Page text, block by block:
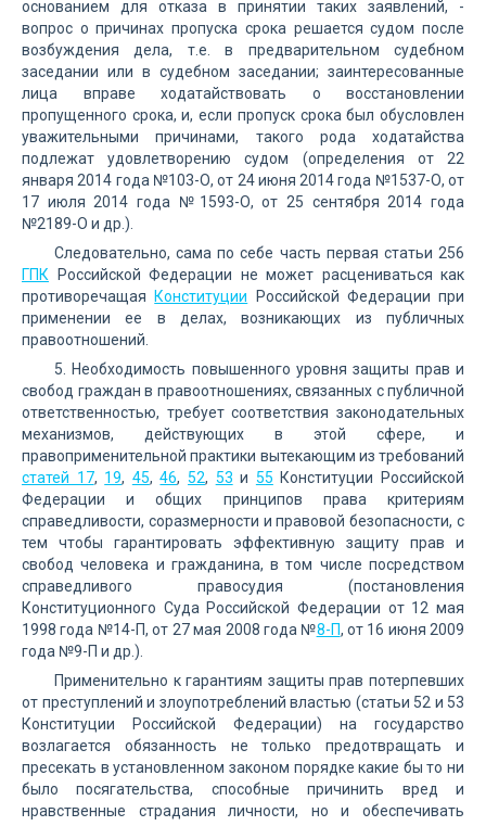
основанием для отказа в принятии таких заявлений, -
вопрос о причинах пропуска срока решается судом после
возбуждения дела, т.е. в предварительном судебном
заседании или в судебном заседании; заинтересованные
лица вправе ходатайствовать о восстановлении
пропущенного срока, и, если пропуск срока был обусловлен
уважительными причинами, такого рода ходатайства
подлежат удовлетворению судом (определения от 22
января 2014 года №103-О, от 24 июня 2014 года №1537-О, от
17 июля 2014 года №1593-О, от 25 сентября 2014 года
№2189-О и др.).
Следовательно, сама по себе часть первая статьи 256
ГПК Российской Федерации не может расцениваться как
противоречащая
Конституции Российской Федерации при
применении ее в делах, возникающих из публичных
правоотношений.
5. Необходимость повышенного уровня защиты прав и
свобод граждан в правоотношениях, связанных с публичной
ответственностью, требует соответствия законодательных
механизмов, действующих в этой сфере, и
правоприменительной практики вытекающим из требований
статей 17, 19, 45,46,52, 53 и 55 Конституции Российской
Федерации и общих принципов права критериям
справедливости, соразмерности и правовой безопасности, с
тем чтобы гарантировать эффективную защиту прав и
свобод человека и гражданина, в том числе посредством
справедливого правосудия (постановления
Конституционного Суда Российской Федерации от 12 мая
1998 года №14-П, от 27 мая 2008 года №8-П, от 16 июня 2009
года №9-П и др.).
Применительно к гарантиям защиты прав потерпевших
от преступлений и злоупотреблений властью (статьи 52 и 53
Конституции Российской Федерации) на государство
возлагается обязанность не только предотвращать и
пресекать в установленном законом порядке какие бы то ни
было посягательства, способные причинить вред и
нравственные страдания личности, но и обеспечивать